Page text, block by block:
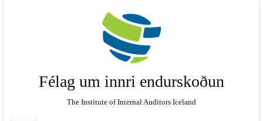
Félag um innri endurskoðun
The Institute of Internal Auditors Iceland